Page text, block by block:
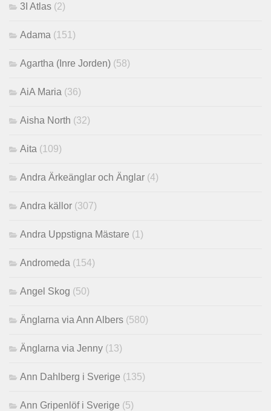
3I Atlas (2)
Adama (151)
Agartha (Inre Jorden) (58)
AiA Maria (36)
Aisha North (32)
Aita (109)
Andra Ärkeänglar och Änglar (4)
Andra källor (307)
Andra Uppstigna Mästare (1)
Andromeda (154)
Angel Skog (50)
Änglarna via Ann Albers (580)
Änglarna via Jenny (13)
Ann Dahlberg i Sverige (135)
Ann Gripenlöf i Sverige (5)